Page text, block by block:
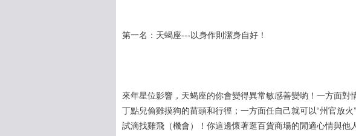
第一名：天蝎座---以身作則潔身自好！
來年星位影響，天蝎座的你會變得異常敏感善變喲！一方面對
丁點兒偷雞摸狗的苗頭和行徑；一方面任自己就可以“州官放
試滴找雞飛（機會）！你這邊懷著逛百貨商場的閒適心情與他